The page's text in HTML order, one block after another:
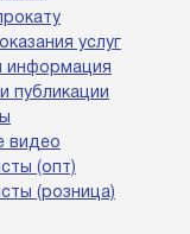
услуг
информация
публикации
видео
(опт)
(розница)